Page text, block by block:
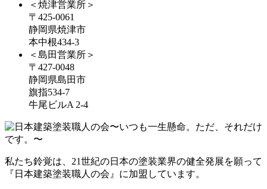
＜焼津営業所＞
〒425-0061
静岡県焼津市
本中根434-3
＜島田営業所＞
〒427-0048
静岡県島田市
旗指534-7
牛尾ビルA 2-4
私たち鈴覚は、21世紀の日本の塗装業界の健全発展を願って
『日本建築塗装職人の会』に加盟しています。